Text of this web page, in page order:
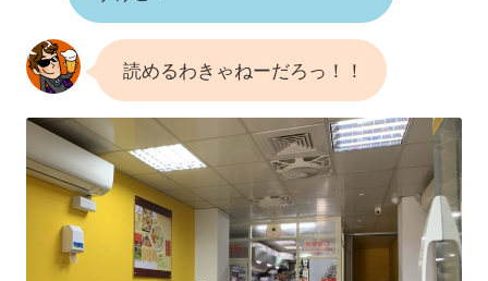
読めるわきゃねーだろっ！！